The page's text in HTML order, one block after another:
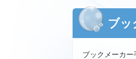
ブッ
ブックメーカ